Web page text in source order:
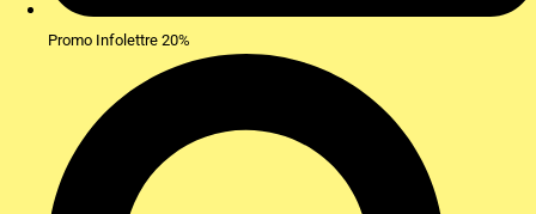
Promo Infolettre 20%